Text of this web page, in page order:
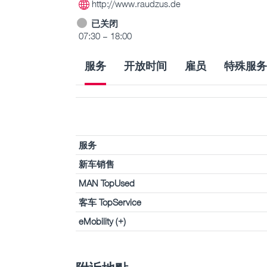
http://www.raudzus.de
已关闭
07:30 – 18:00
服务 开放时间 雇员 特殊服务
服务
新车销售
MAN TopUsed
客车 TopService
eMobility (+)